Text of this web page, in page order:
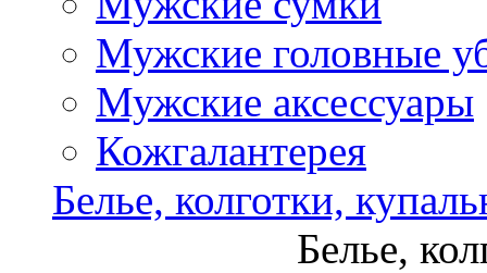
Мужские головные
Мужские аксессуары
Кожгалантерея
Белье, колготки,
Белье,